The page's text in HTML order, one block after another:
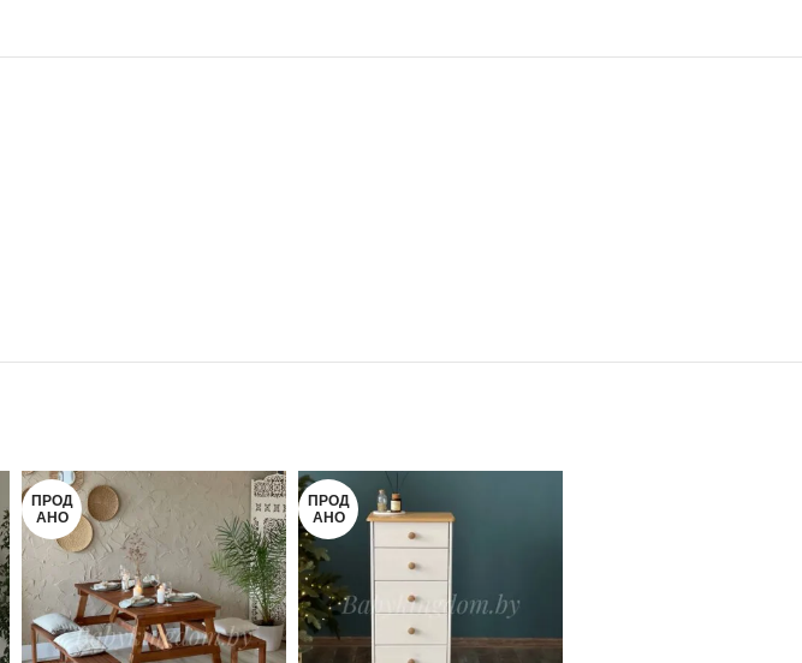
ПРОД
АНО
ПРОД
АНО